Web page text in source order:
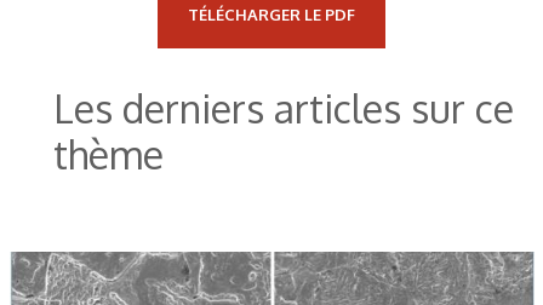
TÉLÉCHARGER LE PDF
Les derniers articles sur ce
thème